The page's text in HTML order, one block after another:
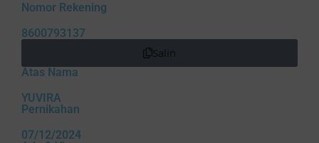
Selamat menempuh hidup Baru selalu
Ronnie Hadir
Selamat menempuh hidup baru,
menyertaimu selamanya.
Nomor Rekening
8600793137
Salin
Atas Nama
YUVIRA
Pernikahan
07/12/2024